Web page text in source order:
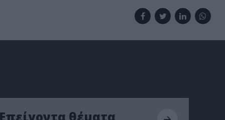
Επείγοντα θέματα